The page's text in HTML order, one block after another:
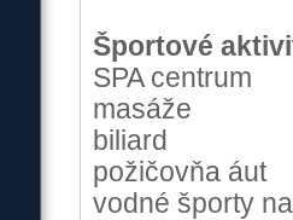
Športové
SPA centrum
masáže
biliard
požičovňa áut
vodné športy